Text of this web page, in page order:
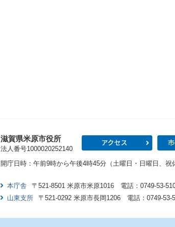
滋賀県米原市役所
法人番号1000020252140
アクセ
開庁日時：午前9時から午後4時45分（土曜日・日曜日、祝
本庁舎
〒521-8501 米原市米原1016 電話：0749-53-
山東支所
〒521-0292 米原市長岡1206 電話：0749-